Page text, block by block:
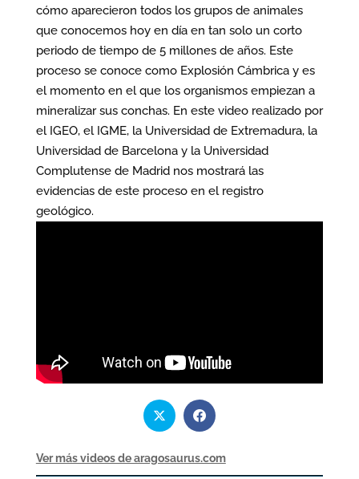
cómo aparecieron todos los grupos de animales
que conocemos hoy en día en tan solo un corto
periodo de tiempo de 5 millones de años. Este
proceso se conoce como Explosión Cámbrica y es
el momento en el que los organismos empiezan a
mineralizar sus conchas. En este video realizado por
el IGEO, el IGME, la Universidad de Extremadura, la
Universidad de Barcelona y la Universidad
Complutense de Madrid nos mostrará las
evidencias de este proceso en el registro
geológico.
Ver más videos de aragosaurus.com